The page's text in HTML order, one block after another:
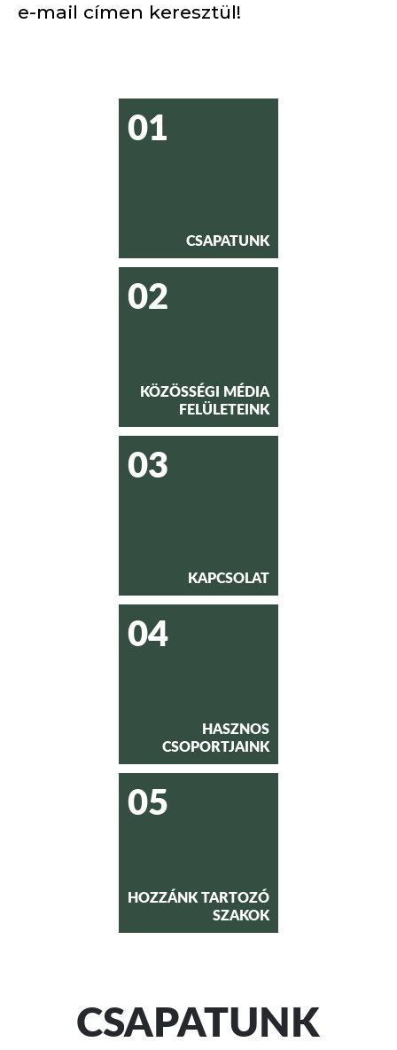
e-mail címen keresztül!
01
CSAPATUNK
02
KÖZÖSSÉGI MÉDIA
FELÜLETEINK
03
KAPCSOLAT
04
HASZNOS
CSOPORTJAINK
05
HOZZÁNK TARTOZÓ
SZAKOK
CSAPATUNK